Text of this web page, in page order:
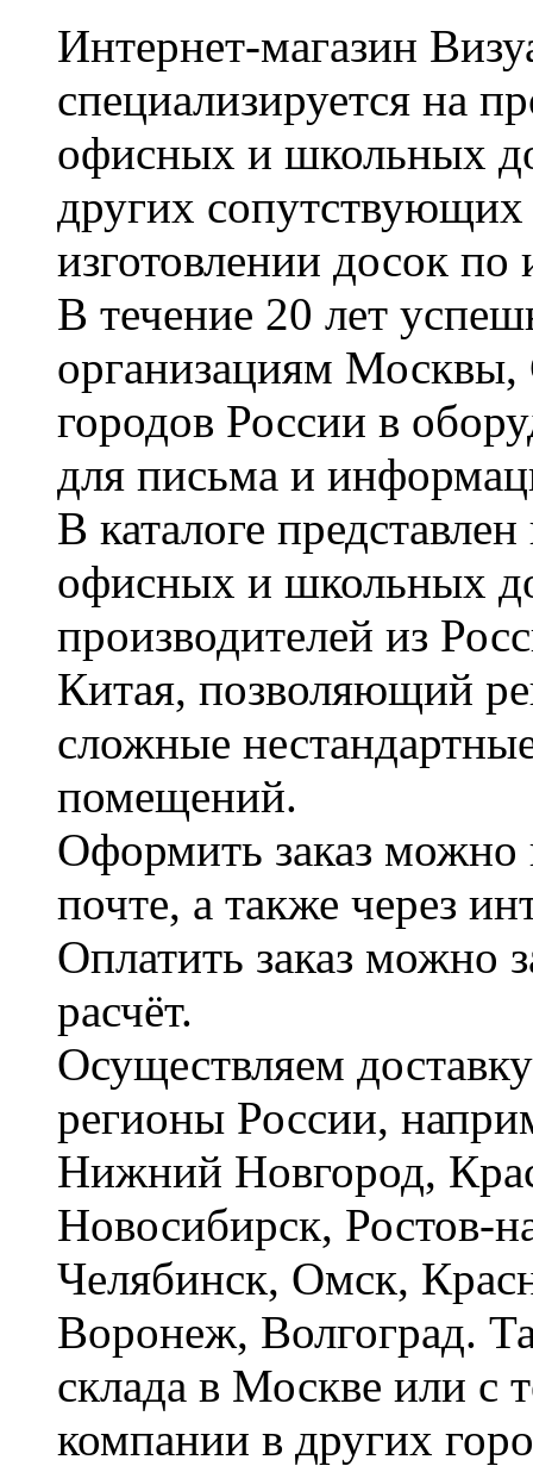
Интернет-магазин
специализируется на
офисных и школьных
других сопутствующих
изготовлении досок по
В течение 20 лет
организациям Москвы,
городов России в
для письма и
В каталоге
офисных и школьных
производителей из
Китая, позволяющий
сложные
помещений.
Оформить заказ можно
почте, а также через
Оплатить заказ можно
расчёт.
Осуществляем
регионы России,
Нижний Новгород,
Новосибирск, Ростов-
Челябинск, Омск,
Воронеж, Волгоград.
склада в Москве или с
компании в других